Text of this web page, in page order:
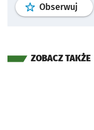
Obserwuj profil
ZOBACZ TAKŻE